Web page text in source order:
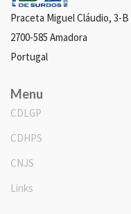
Praceta Miguel Cláudio, 3-B
2700-585 Amadora
Portugal
Menu
CDLGP
CDHPS
CNJS
Links